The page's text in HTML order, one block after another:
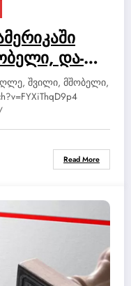
და-
შვილი, მშობელი,
Read More